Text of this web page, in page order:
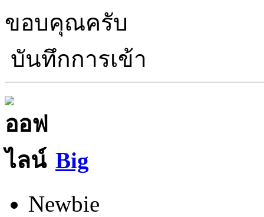
ขอบคุณครับ
บันทึกการเข้า
Big
Newbie